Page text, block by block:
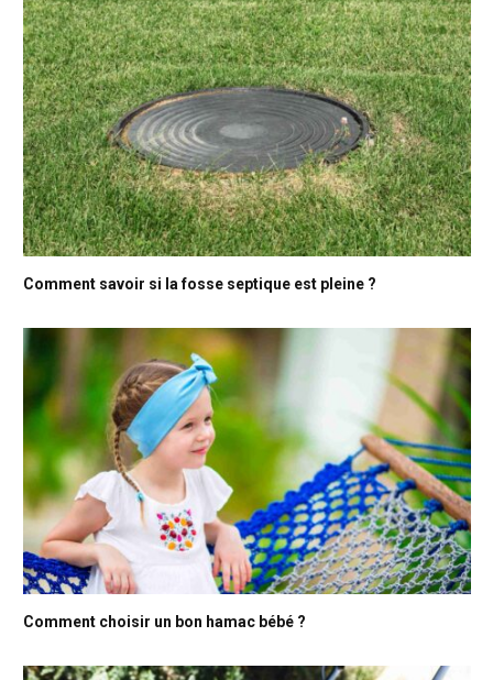
Comment savoir si la fosse septique est pleine ?
Comment choisir un bon hamac bébé ?